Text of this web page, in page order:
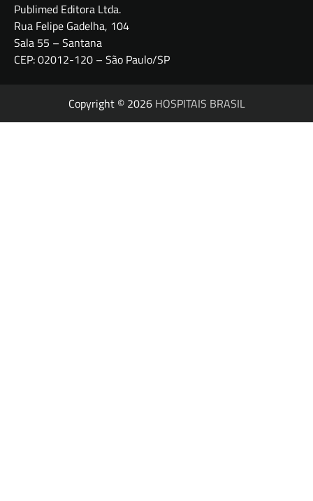
Publimed Editora Ltda.
Rua Felipe Gadelha, 104
Sala 55 – Santana
CEP: 02012-120 – São Paulo/SP
Copyright © 2026 HOSPITAIS BRASIL